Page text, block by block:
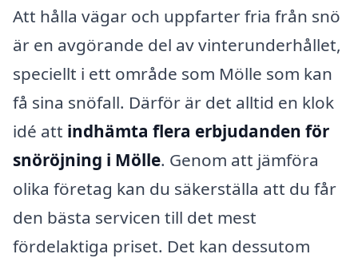
Att hålla vägar och uppfarter fria från snö
är en avgörande del av vinterunderhållet,
speciellt i ett område som Mölle som kan
få sina snöfall. Därför är det alltid en klok
idé att indhämta flera erbjudanden för
snöröjning i Mölle. Genom att jämföra
olika företag kan du säkerställa att du får
den bästa servicen till det mest
fördelaktiga priset. Det kan dessutom